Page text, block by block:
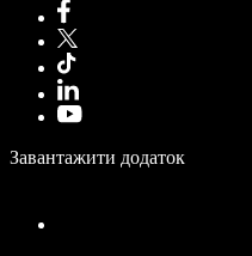
Завантажити додаток